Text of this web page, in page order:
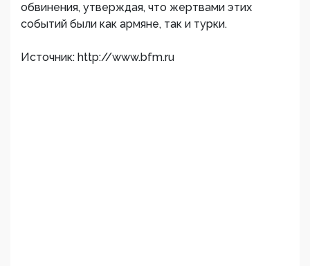
обвинения, утверждая, что жертвами этих
событий были как армяне, так и турки.
Источник: http://www.bfm.ru